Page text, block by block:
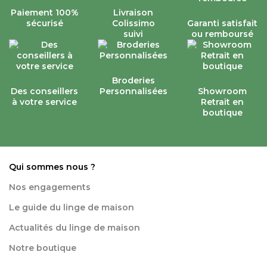
Paiement 100%
sécurisé
Livraison
Colissimo
suivi
Garanti satisfait
ou remboursé
Des conseillers
à votre service
Broderies
Personnalisées
Showroom
Retrait en
boutique
Qui sommes nous ?
Nos engagements
Le guide du linge de maison
Actualités du linge de maison
Notre boutique